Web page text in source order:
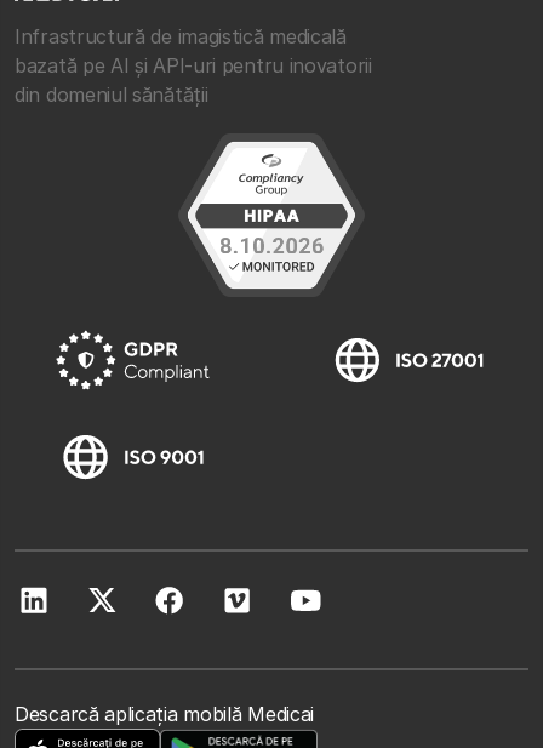
Infrastructură de imagistică medicală
bazată pe AI și API-uri pentru inovatorii
din domeniul sănătății
Descarcă aplicația mobilă Medicai